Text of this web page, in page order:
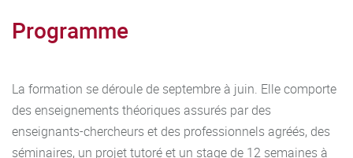
Programme
La formation se déroule de septembre à juin. Elle comporte
des enseignements théoriques assurés par des
enseignants-chercheurs et des professionnels agréés, des
séminaires, un projet tutoré et un stage de 12 semaines à